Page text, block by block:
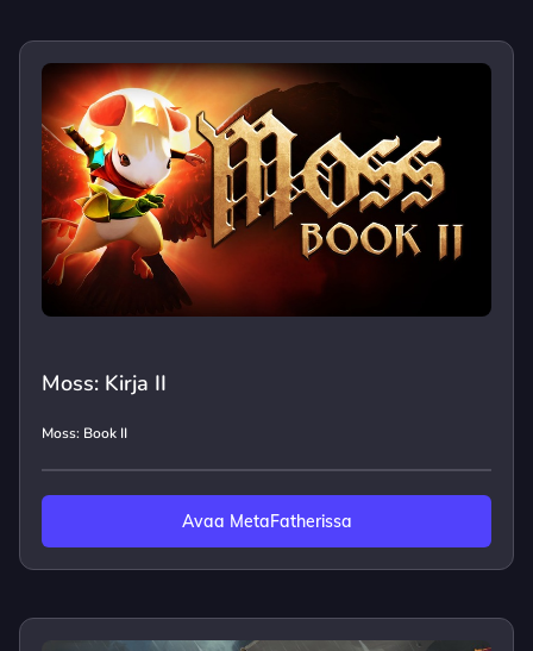
Moss: Kirja II
Moss: Book II
Avaa MetaFatherissa